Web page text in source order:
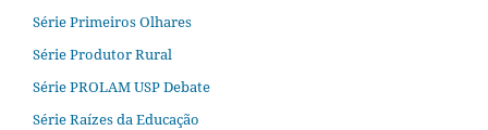
Série Primeiros Olhares
Série Produtor Rural
Série PROLAM USP Debate
Série Raízes da Educação